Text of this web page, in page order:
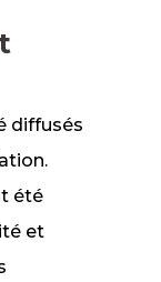
diffusés
été
et